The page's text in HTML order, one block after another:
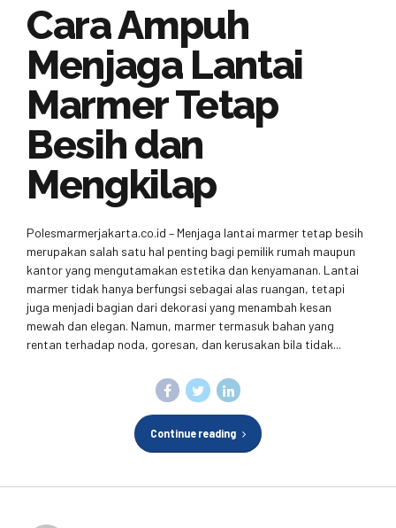
Cara Ampuh
Menjaga Lantai
Marmer Tetap
Besih dan
Mengkilap
Polesmarmerjakarta.co.id – Menjaga lantai marmer tetap besih
merupakan salah satu hal penting bagi pemilik rumah maupun
kantor yang mengutamakan estetika dan kenyamanan. Lantai
marmer tidak hanya berfungsi sebagai alas ruangan, tetapi
juga menjadi bagian dari dekorasi yang menambah kesan
mewah dan elegan. Namun, marmer termasuk bahan yang
rentan terhadap noda, goresan, dan kerusakan bila tidak...
Continue reading